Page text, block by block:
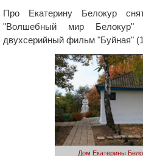
Про Екатерину Белокур
"Волшебный мир Белокур"
двухсерийный фильм "Буйная"
Дом Екатерины